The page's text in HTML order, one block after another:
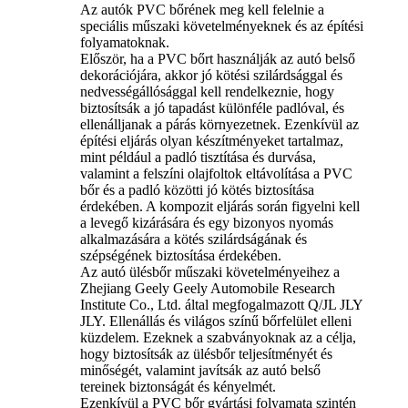
Az autók PVC bőrének meg kell felelnie a
speciális műszaki követelményeknek és az építési
folyamatoknak. ‌
Először, ha a PVC bőrt használják az autó belső
dekorációjára, akkor jó kötési szilárdsággal és
nedvességállósággal kell rendelkeznie, hogy
biztosítsák a jó tapadást különféle padlóval, és
ellenálljanak a párás környezetnek. Ezenkívül az
építési eljárás olyan készítményeket tartalmaz,
mint például a padló tisztítása és durvása,
valamint a felszíni olajfoltok eltávolítása a PVC
bőr és a padló közötti jó kötés biztosítása
érdekében. A kompozit eljárás során figyelni kell
a levegő kizárására és egy bizonyos nyomás
alkalmazására a kötés szilárdságának és
szépségének biztosítása érdekében.
Az autó ülésbőr műszaki követelményeihez a
Zhejiang Geely Geely Automobile Research
Institute Co., Ltd. által megfogalmazott Q/JL JLY
JLY. Ellenállás és világos színű bőrfelület elleni
küzdelem. Ezeknek a szabványoknak az a célja,
hogy biztosítsák az ülésbőr teljesítményét és
minőségét, valamint javítsák az autó belső
tereinek biztonságát és kényelmét.
Ezenkívül a PVC bőr gyártási folyamata szintén